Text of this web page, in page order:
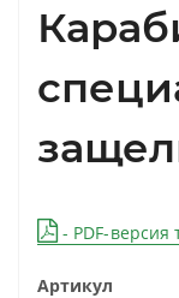
- PDF-версия
Артикул